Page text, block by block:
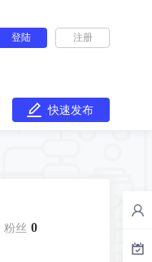
登陆 注册
快速发布
粉丝 0